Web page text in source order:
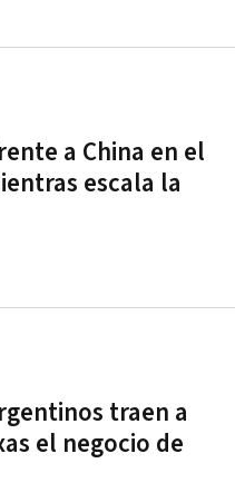
a China en el
escala la
traen a
el negocio de